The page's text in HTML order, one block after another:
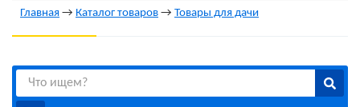
Главная → Каталог товаров → Товары для дачи